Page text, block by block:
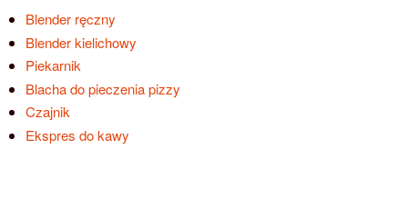
Blender ręczny
Blender kielichowy
Piekarnik
Blacha do pieczenia pizzy
Czajnik
Ekspres do kawy